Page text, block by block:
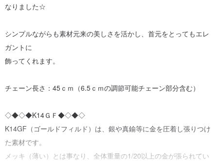
なりました☆
シンプルながらも素材元来の美しさを活かし、首元をとってもエレ
ガントに
飾ってくれます。
チェーン長さ：45ｃｍ（6.5ｃｍの調節可能チェーン部分含む）
◇◆◇◆K14ＧＦ◆◇◆◇
K14GF（ゴールドフィルド）は、銀や真鍮等に金を圧着し張りつけ
た素材です。
メッキ（薄い）とは事なり、全体重量の1/20以上の金が張られてい